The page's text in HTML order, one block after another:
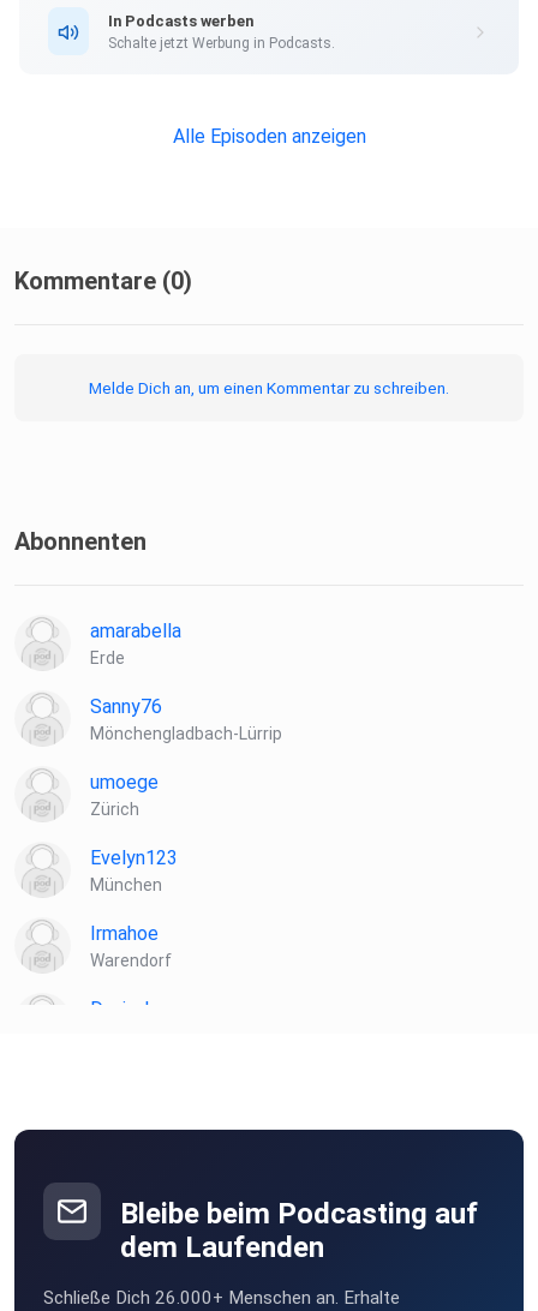
als einer wissenschaftlichen Quelle? Welche
wünsche
In Podcasts werben
Schalte jetzt Werbung in Podcasts.
Alle Episoden anzeigen
Kommentare (0)
Melde Dich an, um einen Kommentar zu schreiben.
Abonnenten
amarabella
Erde
Sanny76
Mönchengladbach-Lürrip
umoege
Zürich
Evelyn123
München
Irmahoe
Warendorf
Danisahne
Bleibe beim Podcasting auf
dem Laufenden
Schließe Dich 26.000+ Menschen an. Erhalte